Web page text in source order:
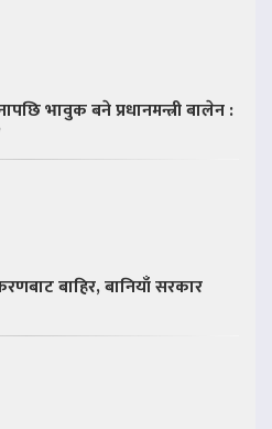
भावुक बने प्रधानमन्त्री बालेन :
बाहिर, बानियाँ सरकार